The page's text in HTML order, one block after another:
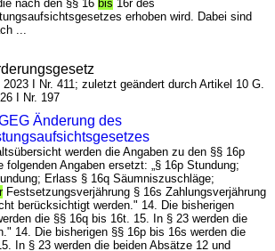
nach den §§ 16 bis 16r des
erhoben wird. Dabei sind
...
I Nr. 411; zuletzt geändert durch Artikel 10 G.
I Nr. 197
Änderung des
werden die Angaben zu den §§ 16p
folgenden Angaben ersetzt: „§ 16p Stundung;
Erlass § 16q Säumniszuschläge;
Festsetzungsverjährung § 16s Zahlungsverjährung
berücksichtigt werden." 14. Die bisherigen
die §§ 16q bis 16t. 15. In § 23 werden die
14. Die bisherigen §§ 16p bis 16s werden die
In § 23 werden die beiden Absätze 12 und